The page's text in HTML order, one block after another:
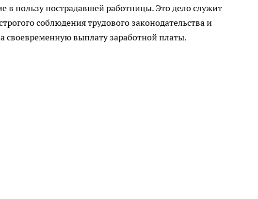
в пользу пострадавшей работницы. Это дело служит
соблюдения трудового законодательства и
своевременную выплату заработной платы.